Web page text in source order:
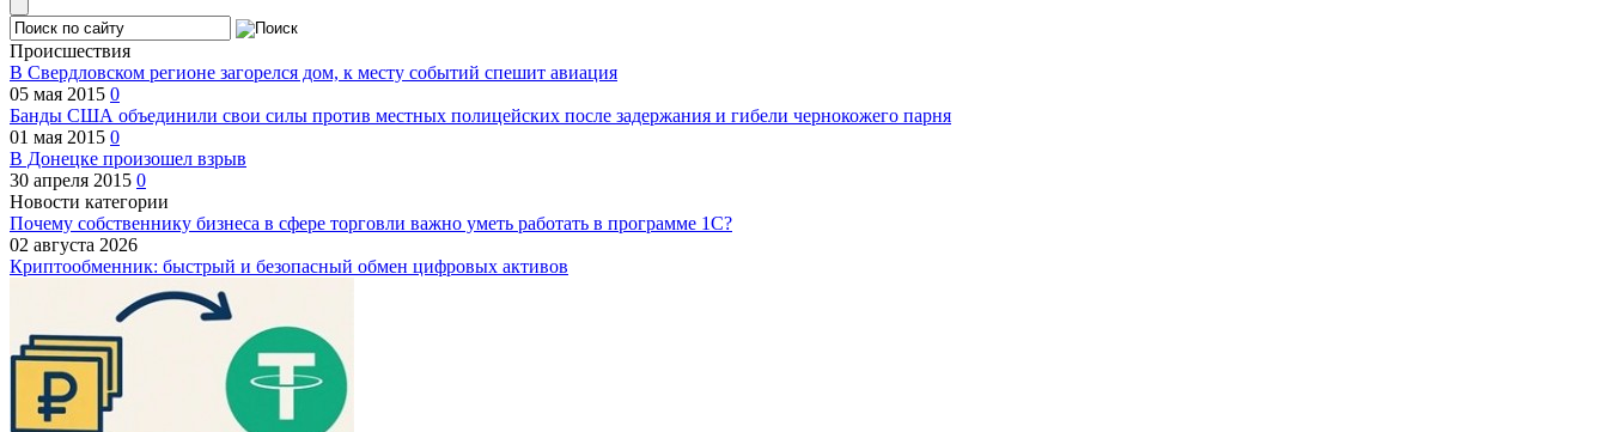
Происшествия
В Свердловском регионе загорелся дом, к месту событий спешит авиация
05 мая 2015 0
Банды США объединили свои силы против местных полицейских после задержания и гибели чернокожего парня
01 мая 2015 0
В Донецке произошел взрыв
30 апреля 2015 0
Новости категории
Почему собственнику бизнеса в сфере торговли важно уметь работать в программе 1С?
02 августа 2026
Криптообменник: быстрый и безопасный обмен цифровых активов